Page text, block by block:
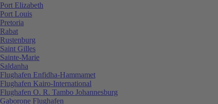
Port Elizabeth
Port Louis
Pretoria
Rabat
Rustenburg
Saint Gilles
Sainte-Marie
Saldanha
Flughafen Enfidha-Hammamet
Flughafen Kairo-International
Flughafen O. R. Tambo Johannesburg
Gaborone Flughafen